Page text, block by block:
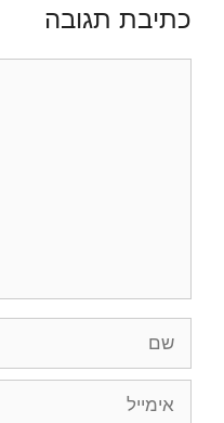
כתיבת תגובה